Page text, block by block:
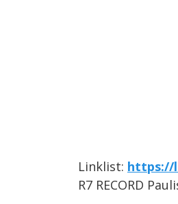
Linklist: https://
R7 RECORD